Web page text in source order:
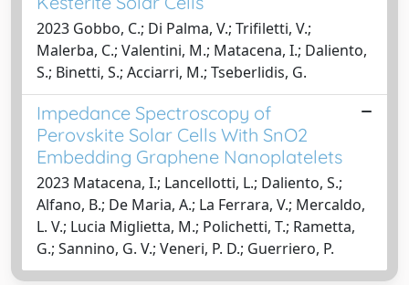
2023 Gobbo, C.; Di Palma, V.; Trifiletti, V.;
Malerba, C.; Valentini, M.; Matacena, I.; Daliento,
S.; Binetti, S.; Acciarri, M.; Tseberlidis, G.
Impedance Spectroscopy of
Perovskite Solar Cells With SnO2
Embedding Graphene Nanoplatelets
2023 Matacena, I.; Lancellotti, L.; Daliento, S.;
Alfano, B.; De Maria, A.; La Ferrara, V.; Mercaldo,
L. V.; Lucia Miglietta, M.; Polichetti, T.; Rametta,
G.; Sannino, G. V.; Veneri, P. D.; Guerriero, P.